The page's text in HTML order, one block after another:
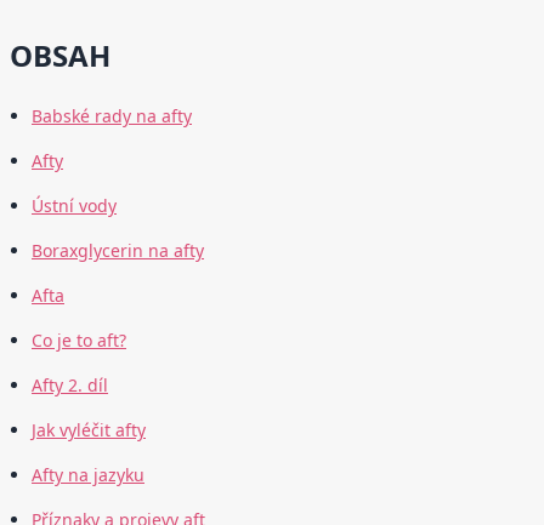
OBSAH
Babské rady na afty
Afty
Ústní vody
Boraxglycerin na afty
Afta
Co je to aft?
Afty 2. díl
Jak vyléčit afty
Afty na jazyku
Příznaky a projevy aft